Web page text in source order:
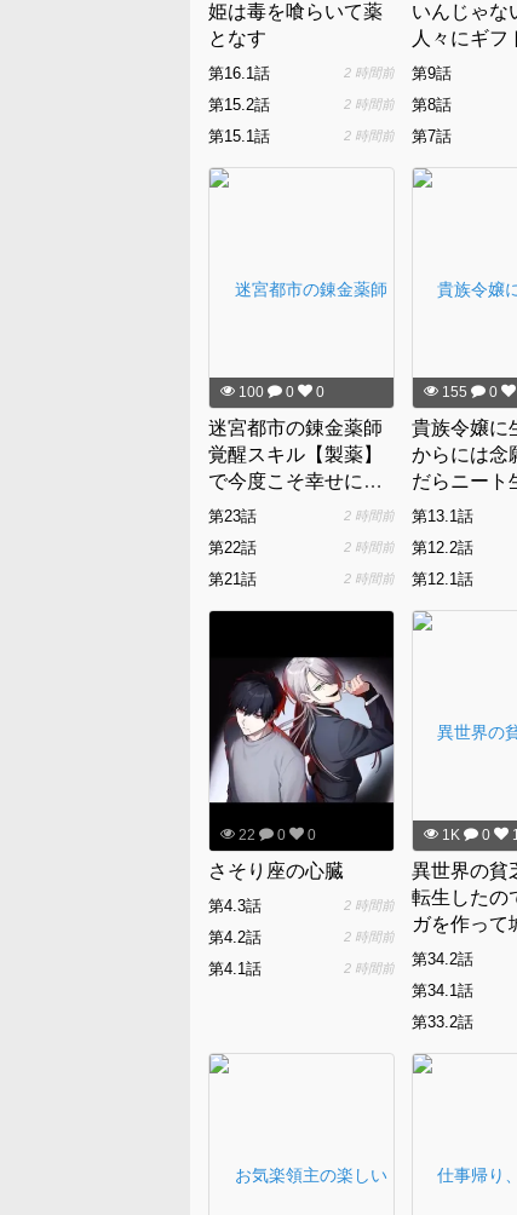
姫は毒を喰らいて薬
となす
第16.1話 2 時間前
第15.2話 2 時間前
第15.1話 2 時間前
いんじゃな
人々にギフ
る能力に目
王を倒すの
しいけど、
とはどうで
第9話
第8話
第7話
100 0 0
迷宮都市の錬金薬師
覚醒スキル【製薬】
で今度こそ幸せに暮
らします！
第23話 2 時間前
第22話 2 時間前
第21話 2 時間前
155 0
貴族令嬢に
からには念
だらニート
い。
第13.1話
第12.2話
第12.1話
22 0 0
さそり座の心臓
第4.3話 2 時間前
第4.2話 2 時間前
第4.1話 2 時間前
1K 0
異世界の貧
転生したの
ガを作って
ることにし
第34.2話
第34.1話
第33.2話